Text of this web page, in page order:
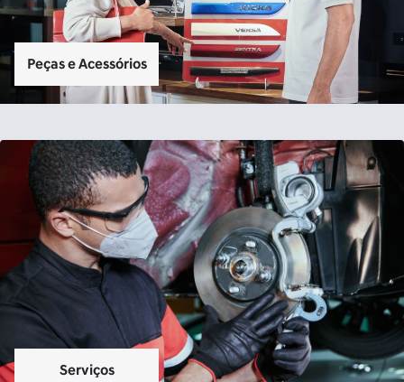
Por que escolher a Saga
Descubra as vantagens de fazer parte da nossa Casa de
Amigos:
Cliente em 1º lugar
Aqui na Saga Nissan, os clientes são nossos amigos. Fazemos o